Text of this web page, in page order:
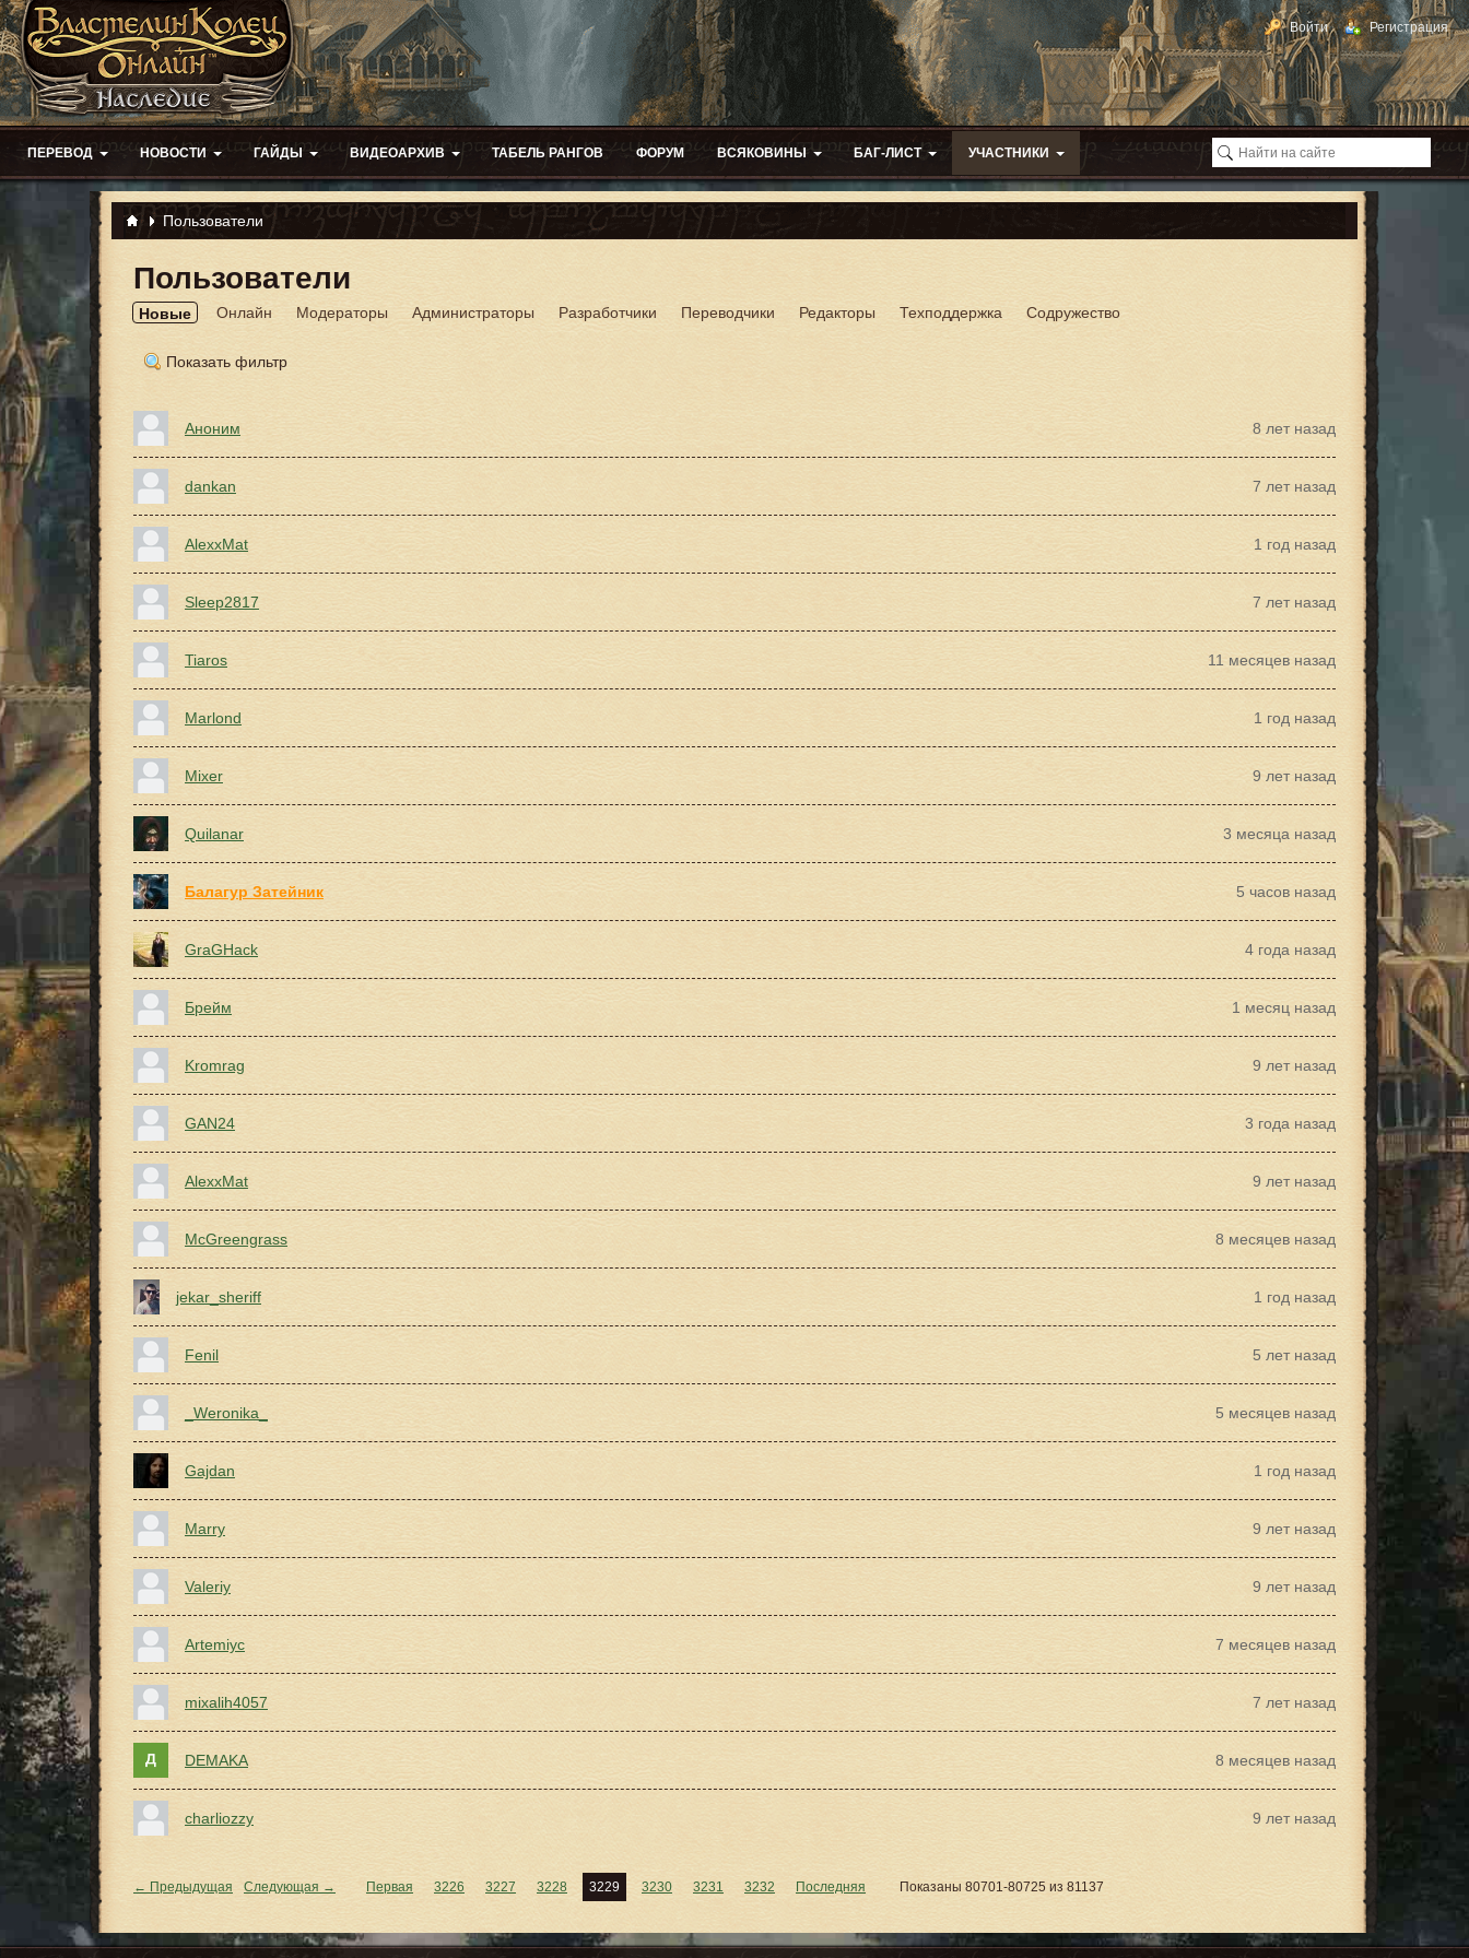
Войти Регистрация
ПЕРЕВОД НОВОСТИ ГАЙДЫ ВИДЕОАРХИВ ТАБЕЛЬ РАНГОВ ФОРУМ ВСЯКОВИНЫ БАГ-ЛИСТ УЧАСТНИКИ
Пользователи
Пользователи
Новые Онлайн Модераторы Администраторы Разработчики Переводчики Редакторы Техподдержка Содружество
Показать фильтр
Аноним 8 лет назад
dankan 7 лет назад
AlexxMat 1 год назад
Sleep2817 7 лет назад
Tiaros 11 месяцев назад
Marlond 1 год назад
Mixer 9 лет назад
Quilanar 3 месяца назад
Балагур Затейник 5 часов назад
GraGHack 4 года назад
Брейм 1 месяц назад
Kromrag 9 лет назад
GAN24 3 года назад
AlexxMat 9 лет назад
McGreengrass 8 месяцев назад
jekar_sheriff 1 год назад
Fenil 5 лет назад
_Weronika_ 5 месяцев назад
Gajdan 1 год назад
Marry 9 лет назад
Valeriy 9 лет назад
Artemiyc 7 месяцев назад
mixalih4057 7 лет назад
DEMAKA 8 месяцев назад
charliozzy 9 лет назад
← Предыдущая Следующая → Первая 3226 3227 3228 3229 3230 3231 3232 Последняя Показаны 80701-80725 из 81137